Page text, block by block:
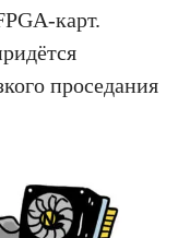
карт.
проседания